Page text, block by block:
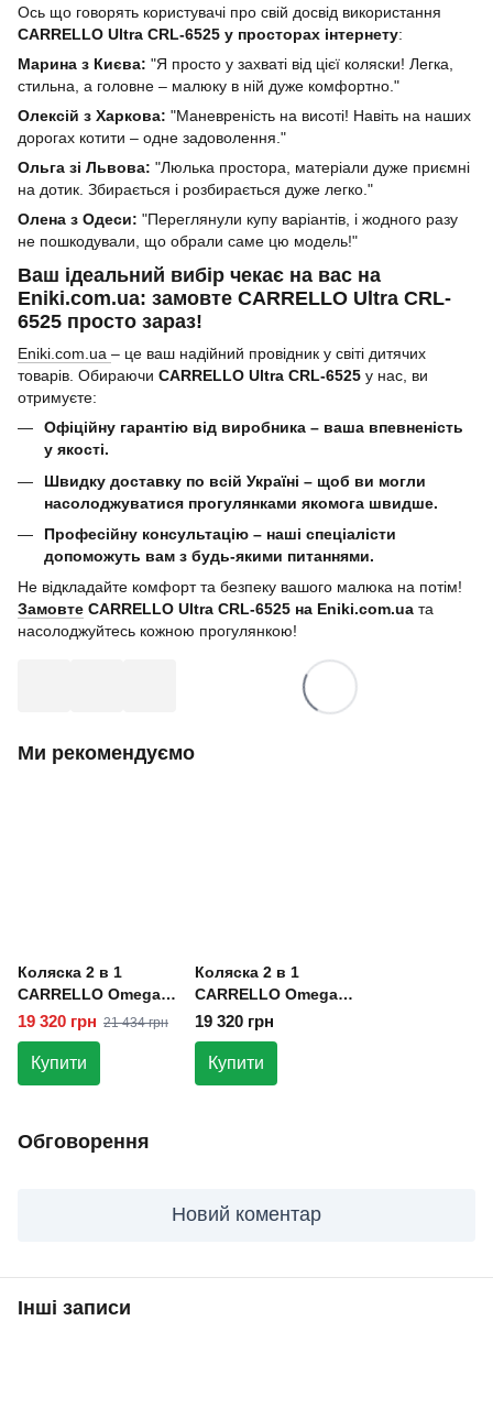
Ось що говорять користувачі про свій досвід використання
CARRELLO Ultra CRL-6525 у просторах інтернету:
Марина з Києва: "Я просто у захваті від цієї коляски! Легка,
стильна, а головне – малюку в ній дуже комфортно."
Олексій з Харкова: "Маневреність на висоті! Навіть на наших
дорогах котити – одне задоволення."
Ольга зі Львова: "Люлька простора, матеріали дуже приємні
на дотик. Збирається і розбирається дуже легко."
Олена з Одеси: "Переглянули купу варіантів, і жодного разу
не пошкодували, що обрали саме цю модель!"
Ваш ідеальний вибір чекає на вас на
Eniki.com.ua: замовте CARRELLO Ultra CRL-
6525 просто зараз!
Eniki.com.ua – це ваш надійний провідник у світі дитячих
товарів. Обираючи CARRELLO Ultra CRL-6525 у нас, ви
отримуєте:
Офіційну гарантію від виробника – ваша впевненість
у якості.
Швидку доставку по всій Україні – щоб ви могли
насолоджуватися прогулянками якомога швидше.
Професійну консультацію – наші спеціалісти
допоможуть вам з будь-якими питаннями.
Не відкладайте комфорт та безпеку вашого малюка на потім!
Замовте CARRELLO Ultra CRL-6525 на Eniki.com.ua та
насолоджуйтесь кожною прогулянкою!
Ми рекомендуємо
Коляска 2 в 1
CARRELLO Omega
CRL-6540 Solar
Beige
19 320 грн 21 434 грн
Купити
Коляска 2 в 1
CARRELLO Omega
CRL-6540 Galaxy
Pink
19 320 грн
Купити
Обговорення
Новий коментар
Інші записи